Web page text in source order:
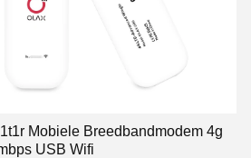
Mobiele Breedbandmodem 4g
USB Wifi